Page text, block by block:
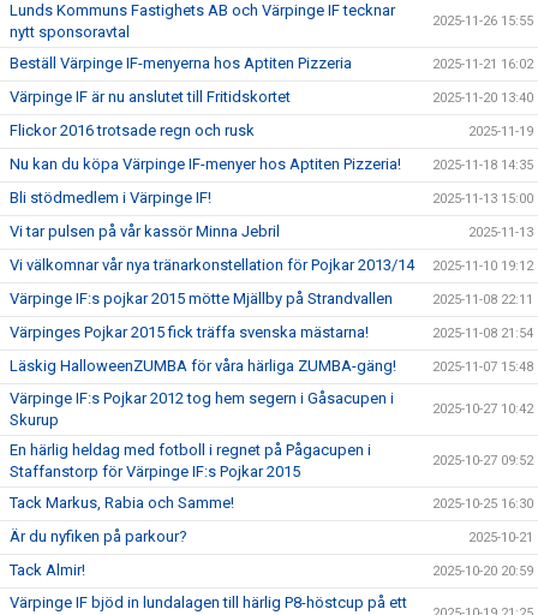
Lunds Kommuns Fastighets AB och Värpinge IF tecknar
nytt sponsoravtal
2025-11-26 15:55
Beställ Värpinge IF-menyerna hos Aptiten Pizzeria 2025-11-21 16:02
Värpinge IF är nu anslutet till Fritidskortet 2025-11-20 13:40
Flickor 2016 trotsade regn och rusk 2025-11-19
Nu kan du köpa Värpinge IF-menyer hos Aptiten Pizzeria! 2025-11-18 14:35
Bli stödmedlem i Värpinge IF! 2025-11-13 15:00
Vi tar pulsen på vår kassör Minna Jebril 2025-11-13
Vi välkomnar vår nya tränarkonstellation för Pojkar 2013/14 2025-11-10 19:12
Värpinge IF:s pojkar 2015 mötte Mjällby på Strandvallen 2025-11-08 22:11
Värpinges Pojkar 2015 fick träffa svenska mästarna! 2025-11-08 21:54
Läskig HalloweenZUMBA för våra härliga ZUMBA-gäng! 2025-11-07 15:48
Värpinge IF:s Pojkar 2012 tog hem segern i Gåsacupen i
Skurup
2025-10-27 10:42
En härlig heldag med fotboll i regnet på Pågacupen i
Staffanstorp för Värpinge IF:s Pojkar 2015
2025-10-27 09:52
Tack Markus, Rabia och Samme! 2025-10-25 16:30
Är du nyfiken på parkour? 2025-10-21
Tack Almir! 2025-10-20 20:59
Värpinge IF bjöd in lundalagen till härlig P8-höstcup på ett